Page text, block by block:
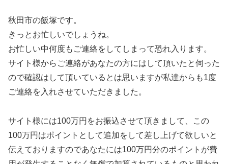
秋田市の飯塚です。
きっとお忙しいでしょうね。
お忙しい中何度もご連絡をしてしまって恐れ入ります。
サイト様からご連絡があなたの方にはして頂いたと伺った
ので確認はして頂いているとは思いますが私達からも1度
ご連絡を入れさせていただきました。
サイト様には100万円をお振込させて頂きまして、この
100万円はポイントとして追加をして差し上げて欲しいと
伝えておりますのであなたには100万円分のポイントが費